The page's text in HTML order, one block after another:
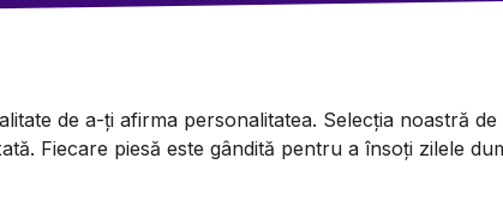
de a-ți afirma personalitatea. Selecția noastră
Fiecare piesă este gândită pentru a însoți zilele